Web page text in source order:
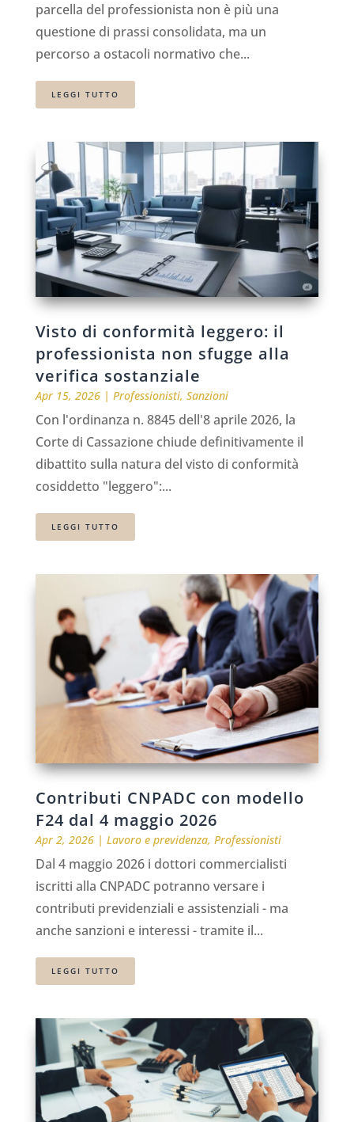
parcella del professionista non è più una
questione di prassi consolidata, ma un
percorso a ostacoli normativo che...
LEGGI TUTTO
Visto di conformità leggero: il
professionista non sfugge alla
verifica sostanziale
Apr 15, 2026| Professionisti, Sanzioni
Con l'ordinanza n. 8845 dell'8 aprile 2026, la
Corte di Cassazione chiude definitivamente il
dibattito sulla natura del visto di conformità
cosiddetto "leggero":...
LEGGI TUTTO
Contributi CNPADC con modello
F24 dal 4 maggio 2026
Apr 2, 2026| Lavoro e previdenza, Professionisti
Dal 4 maggio 2026 i dottori commercialisti
iscritti alla CNPADC potranno versare i
contributi previdenziali e assistenziali - ma
anche sanzioni e interessi - tramite il...
LEGGI TUTTO